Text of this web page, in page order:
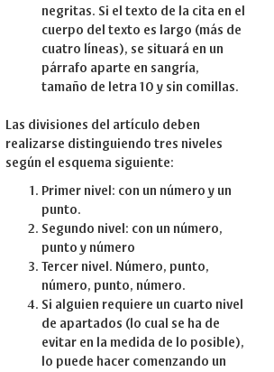
negritas. Si el texto de la cita en el
cuerpo del texto es largo (más de
cuatro líneas), se situará en un
párrafo aparte en sangría,
tamaño de letra 10 y sin comillas.
Las divisiones del artículo deben
realizarse distinguiendo tres niveles
según el esquema siguiente:
Primer nivel: con un número y un
punto.
Segundo nivel: con un número,
punto y número
Tercer nivel. Número, punto,
número, punto, número.
Si alguien requiere un cuarto nivel
de apartados (lo cual se ha de
evitar en la medida de lo posible),
lo puede hacer comenzando un